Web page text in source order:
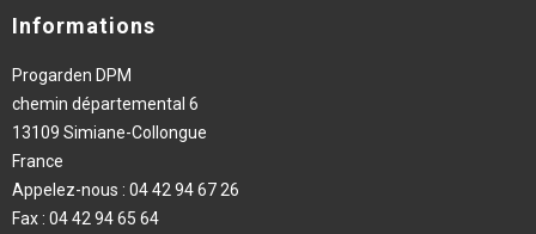
Informations
Progarden DPM
chemin départemental 6
13109 Simiane-Collongue
France
Appelez-nous : 04 42 94 67 26
Fax : 04 42 94 65 64